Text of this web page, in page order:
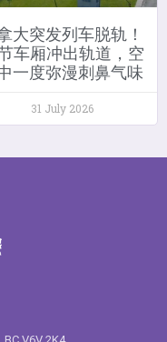
大突发列车脱轨！
车厢冲出轨道，空
一度弥漫刺鼻气味
31 July 2026